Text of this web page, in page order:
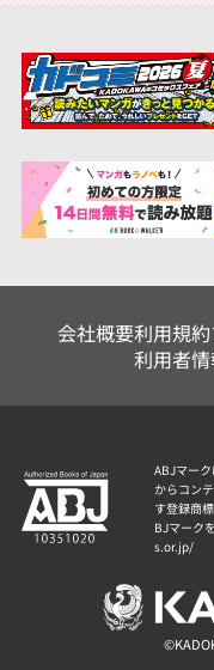
会社概要利用規約
利用者
ABJマー
からコン
す登録商
BJマーク
s.or.jp/